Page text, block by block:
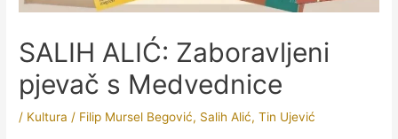
SALIH ALIĆ: Zaboravljeni
pjevač s Medvednice
/ Kultura / Filip Mursel Begović, Salih Alić,Tin Ujević